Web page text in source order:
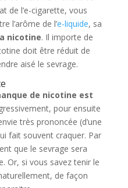
de l’e-cigarette, vous
l’arôme de l’e-liquide, sa
nicotine. Il importe de
doit être réduit de
aisé le sevrage.
de nicotine est
pour ensuite
très prononcée (d’une
fait souvent craquer. Par
que le sevrage sera
Or, si vous savez tenir le
de façon